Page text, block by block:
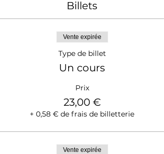
Billets
Vente expirée
Type de billet
Un cours
Prix
23,00 €
+ 0,58 € de frais de billetterie
Vente expirée